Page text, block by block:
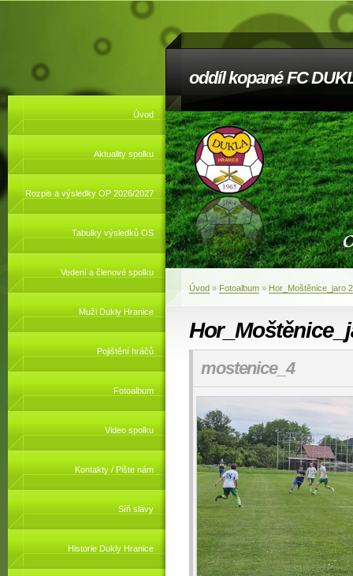
oddíl kopané FC
Úvod
Aktuality spolku
Rozpis a výsledky OP 2026/2027
Tabulky výsledků OS
Vedení a členové spolku
Muži Dukly Hranice
Pojištění hráčů
Fotoalbum
Video spolku
Kontakty / Pište nám
Síň slávy
Historie Dukly Hranice
Úvod » Fotoalbum » Hor_Moštěnice_jaro
mostenice_4